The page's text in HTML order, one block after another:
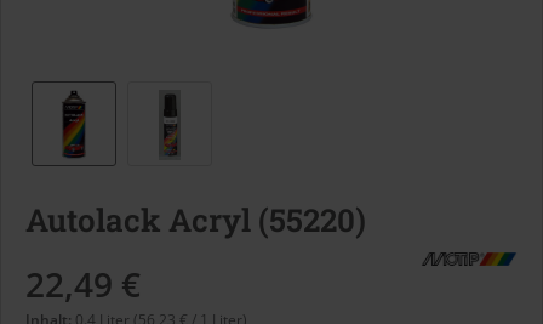
Autolack Acryl (55220)
22,49 €
Inhalt: 0.4 Liter (56,23 € / 1 Liter)